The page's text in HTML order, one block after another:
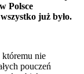
Polsce
już było.
któremu nie
pouczeń